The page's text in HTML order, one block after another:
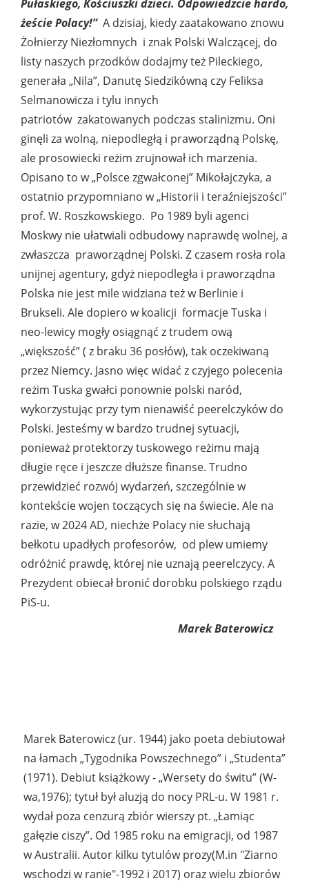
Pułaskiego, Kościuszki dzieci. Odpowiedzcie hardo,
żeście Polacy!”A dzisiaj, kiedy zaatakowano znowu
Żołnierzy Niezłomnych i znak Polski Walczącej, do
listy naszych przodków dodajmy też Pileckiego,
generała „Nila”, Danutę Siedzikówną czy Feliksa
Selmanowicza i tylu innych
patriotów zakatowanych podczas stalinizmu. Oni
ginęli za wolną, niepodległą i praworządną Polskę,
ale prosowiecki reżim zrujnował ich marzenia.
Opisano to w „Polsce zgwałconej” Mikołajczyka, a
ostatnio przypomniano w „Historii i teraźniejszości”
prof. W. Roszkowskiego. Po 1989 byli agenci
Moskwy nie ułatwiali odbudowy naprawdę wolnej, a
zwłaszcza praworządnej Polski. Z czasem rosła rola
unijnej agentury, gdyż niepodległa i praworządna
Polska nie jest mile widziana też w Berlinie i
Brukseli. Ale dopiero w koalicji formacje Tuska i
neo-lewicy mogły osiągnąć z trudem ową
„większość” ( z braku 36 posłów), tak oczekiwaną
przez Niemcy. Jasno więc widać z czyjego polecenia
reżim Tuska gwałci ponownie polski naród,
wykorzystując przy tym nienawiść peerelczyków do
Polski. Jesteśmy w bardzo trudnej sytuacji,
ponieważ protektorzy tuskowego reżimu mają
długie ręce i jeszcze dłuższe finanse. Trudno
przewidzieć rozwój wydarzeń, szczególnie w
kontekście wojen toczących się na świecie. Ale na
razie, w 2024 AD, niechże Polacy nie słuchają
bełkotu upadłych profesorów, od plew umiemy
odróżnić prawdę, której nie uznają peerelczycy. A
Prezydent obiecał bronić dorobku polskiego rządu
PiS-u.
Marek Baterowicz
Marek Baterowicz (ur. 1944) jako poeta debiutował
na łamach „Tygodnika Powszechnego” i „Studenta”
(1971). Debiut książkowy - „Wersety do świtu” (W-
wa,1976); tytuł był aluzją do nocy PRL-u. W 1981 r.
wydał poza cenzurą zbiór wierszy pt. „Łamiąc
gałęzie ciszy”. Od 1985 roku na emigracji, od 1987
w Australii. Autor kilku tytulów prozy(M.in "Ziarno
wschodzi w ranie"-1992 i 2017) oraz wielu zbiorów